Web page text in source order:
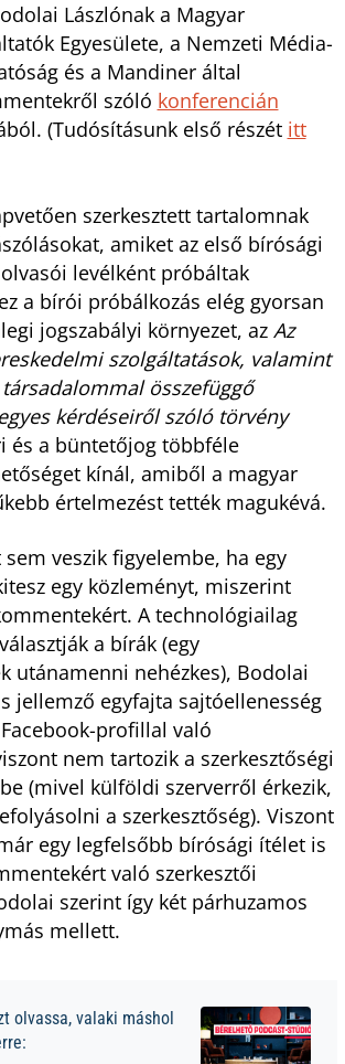
Lászlónak a Magyar
Egyesülete, a Nemzeti Média-
és a Mandiner által
szóló konferencián
(Tudósításunk első részét itt
szerkesztett tartalomnak
amiket az első bírósági
levélként próbáltak
a bírói próbálkozás elég gyorsan
jogszabályi környezet, az Az
szolgáltatások, valamint
összefüggő
kérdéseiről szóló törvény
és a büntetőjog többféle
kínál, amiből a magyar
értelmezést tették magukévá.
veszik figyelembe, ha egy
egy közleményt, miszerint
A technológiailag
a bírák (egy
utánamenni nehézkes), Bodolai
jellemző egyfajta sajtóellenesség
profillal való
nem tartozik a szerkesztőségi
(mivel külföldi szerverről érkezik,
a szerkesztőség). Viszont
egy legfelsőbb bírósági ítélet is
való szerkesztői
szerint így két párhuzamos
mellett.
olvassa, valaki máshol